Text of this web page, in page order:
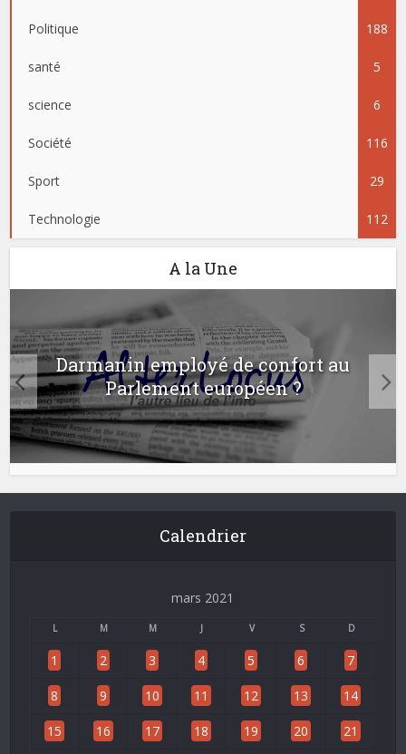
Politique 188
santé 5
science 6
Société 116
Sport 29
Technologie 112
A la Une
Darmanin employé de confort au
Parlement européen ?
Calendrier
mars 2021
L M M J V S D
1 2 3 4 5 6 7
8 9 10 11 12 13 14
15 16 17 18 19 20 21